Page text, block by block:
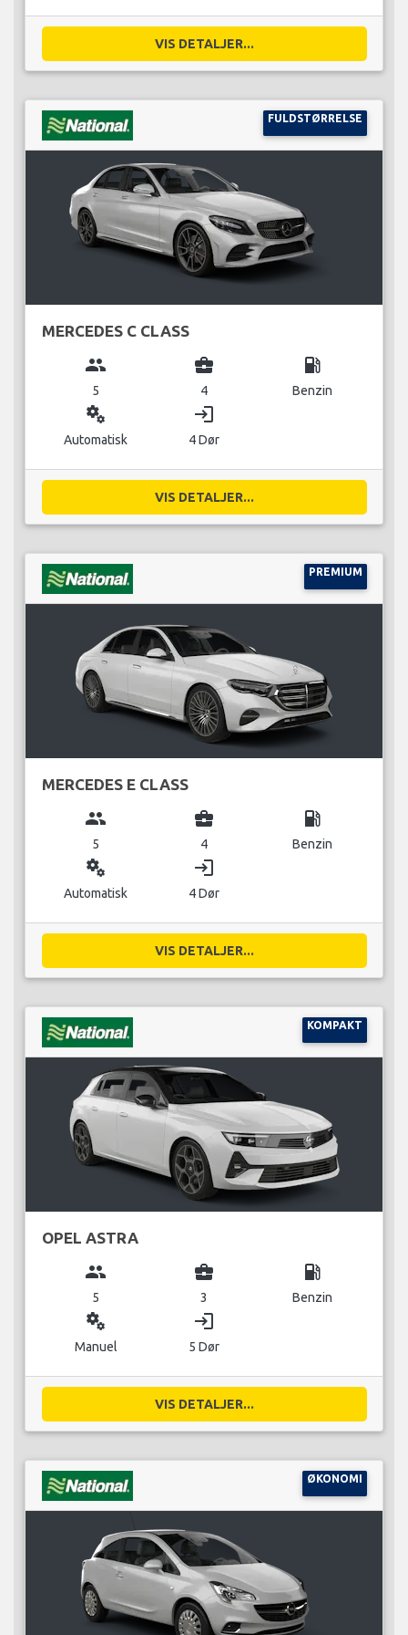
VIS DETALJER...
FULDSTØRRELSE
MERCEDES C CLASS
group
5
business_center
4
local_gas_station
Benzin
miscellaneous_services
Automatisk
login
4 Dør
VIS DETALJER...
PREMIUM
MERCEDES E CLASS
group
5
business_center
4
local_gas_station
Benzin
miscellaneous_services
Automatisk
login
4 Dør
VIS DETALJER...
KOMPAKT
OPEL ASTRA
group
5
business_center
3
local_gas_station
Benzin
miscellaneous_services
Manuel
login
5 Dør
VIS DETALJER...
ØKONOMI